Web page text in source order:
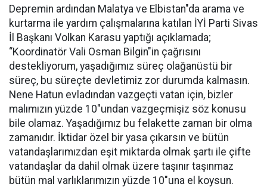
Depremin ardından Malatya ve Elbistan"da arama ve
kurtarma ile yardım çalışmalarına katılan İYİ Parti Sivas
İl Başkanı Volkan Karasu yaptığı açıklamada;
“Koordinatör Vali Osman Bilgin"in çağrısını
destekliyorum, yaşadığımız süreç olağanüstü bir
süreç, bu süreçte devletimiz zor durumda kalmasın.
Nene Hatun evladından vazgeçti vatan için, bizler
malımızın yüzde 10"undan vazgeçmişiz söz konusu
bile olamaz. Yaşadığımız bu felakette zaman bir olma
zamanıdır. İktidar özel bir yasa çıkarsın ve bütün
vatandaşlarımızdan eşit miktarda olmak şartı ile çifte
vatandaşlar da dahil olmak üzere taşınır taşınmaz
bütün mal varlıklarımızın yüzde 10"una el koysun.